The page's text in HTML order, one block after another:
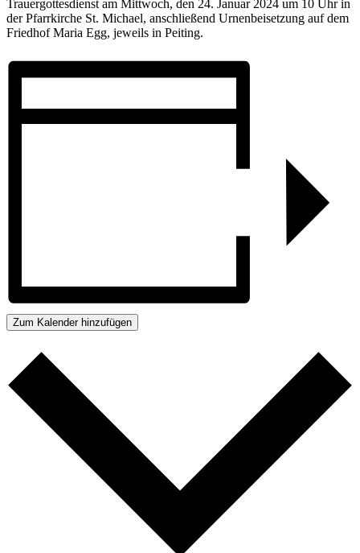
Trauergottesdienst am Mittwoch, den 24. Januar 2024 um 10 Uhr in
der Pfarrkirche St. Michael, anschließend Urnenbeisetzung auf dem
Friedhof Maria Egg, jeweils in Peiting.
Zum Kalender hinzufügen